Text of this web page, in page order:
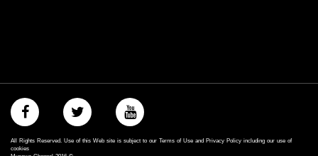
All Rights Reserved. Use of this Web site is subject to our Terms of Use and Privacy Policy including our use of
cookies